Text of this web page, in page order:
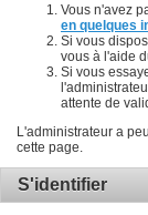
Vous n'avez
en quelques
Si vous
vous à l'aide
Si vous
attente de
L'administrateur a
cette page.
S'identifier